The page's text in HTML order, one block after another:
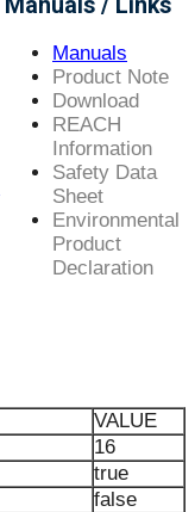
Manuals
Product Note
Download
REACH
Information
Safety Data
Sheet
Environmental
Product
Declaration
VALUE
16
true
false